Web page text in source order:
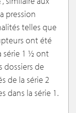
pression
telles que
ont été
série 1 ½ ont
de
de la série 2
dans la série 1.